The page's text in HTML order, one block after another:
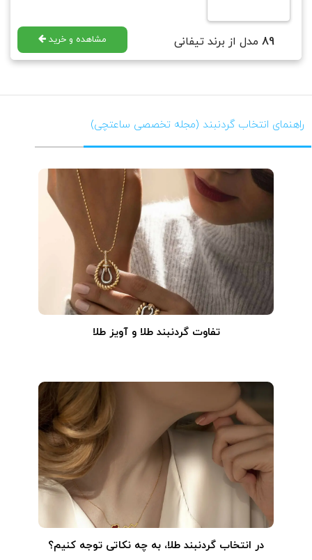
89 مدل از برند تیفانی مشاهده و خرید
راهنمای انتخاب گردنبند (مجله تخصصی ساعتچی)
تفاوت گردنبند طلا و آویز طلا
در انتخاب گردنبند طلا‌، به چه نکاتی توجه کنیم؟